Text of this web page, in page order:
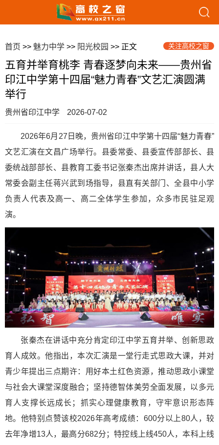
首页 >> 魅力中学 >> 阳光校园 >> 正文 关注高校之窗
五育并举育桃李 青春逐梦向未来——贵州省
印江中学第十四届“魅力青春”文艺汇演圆满
举行
贵州省印江中学 2026-07-02
2026年6月27日晚，贵州省印江中学第十四届“魅力青春”
文艺汇演在文昌广场举行。县委常委、县委宣传部部长、县
委统战部部长、县教育工委书记张秦杰出席并讲话，县人大
常委会副主任蒋兴武到场指导，县直有关部门、全县中小学
负责人代表及高一、高二全体学生参加，众多市民驻足观
演。
张秦杰在讲话中充分肯定印江中学五育并举、创新思政
育人成效。他指出，本次汇演是一堂行走式思政大课，并对
青少年提出三点期许：用好本土红色资源，推动思政小课堂
与社会大课堂深度融合；坚持德智体美劳全面发展，以多元
育人支撑长远成长；抓实心理健康教育，守牢意识形态阵
地。他特别点赞该校2026年高考成绩：600分以上80人，较
去年净增13人，最高分682分；特控线上线450人，本科上线